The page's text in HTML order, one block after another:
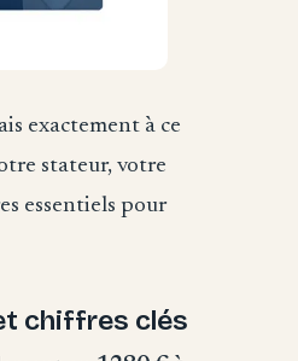
exactement à ce
stateur, votre
essentiels pour
chiffres clés